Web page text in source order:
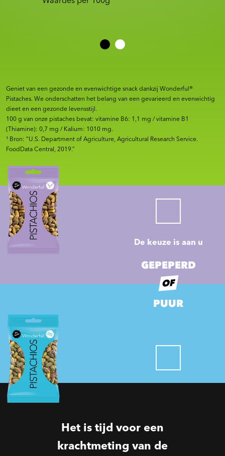
Geniet van een gezonde en evenwichtige snack dankzij Wonderful®
Pistaches. We onderschatten het belang van een gevarieerd en evenwichtig
dieet en een gezonde levensstijl.
100 g van onze pistaches bevat: vitamine B6: 1,1 mg / vitamine B1
(Thiamine): 0,7 mg / Kalium: 1010 mg.
¹ Bron: “U.S. Department of Agriculture, Agricultural Research Service.
FoodData Central, 2019.”
De keuze is aan u
GEPEPERD
OF
PUUR
Het is tijd voor een
krachtmeting van de